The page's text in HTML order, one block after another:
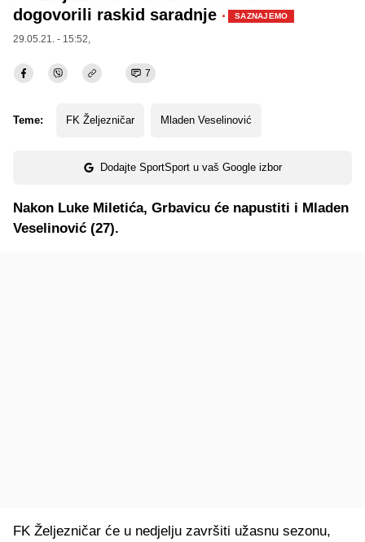
dogovorili raskid saradnje · SAZNAJEMO
29.05.21. - 15:52,
7
Teme: FK Željezničar Mladen Veselinović
Dodajte SportSport u vaš Google izbor
Nakon Luke Miletića, Grbavicu će napustiti i Mladen
Veselinović (27).
FK Željezničar će u nedjelju završiti užasnu sezonu,